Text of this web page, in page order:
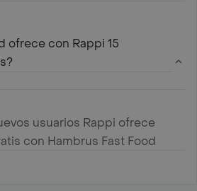
ofrece con Rappi 15
usuarios Rappi ofrece
con Hambrus Fast Food